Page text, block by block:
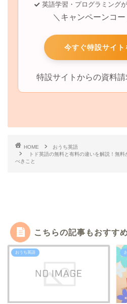
英語学習・プログラミング
＼キャンペーンコ
今すぐ特設サイト
特設サイトからの資料
HOME
おうち英語
トド英語の無料と有料の違いを解説！無
べきこと
こちらの記事もおすす
おうち英語